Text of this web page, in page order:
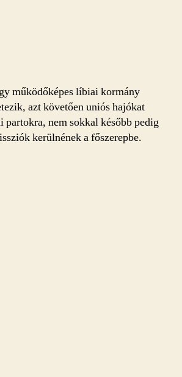
működőképes líbiai kormány
azt követően uniós hajókat
partokra, nem sokkal később pedig
kerülnének a főszerepbe.